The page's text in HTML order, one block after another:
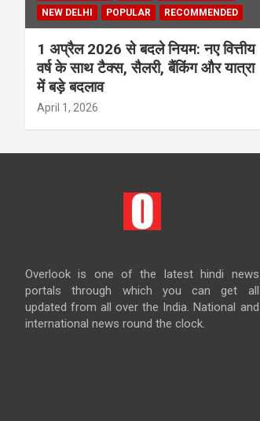
NEW DELHI
POPULAR RECOMMENDED
1 अप्रैल 2026 से बदले नियम: नए वित्तीय
वर्ष के साथ टैक्स, सैलरी, बैंकिंग और यात्रा
में बड़े बदलाव
April 1, 2026
Overlook is one of the latest hindi news
portals through which you can get all
updated from all over the India. National and
international news round the clock.